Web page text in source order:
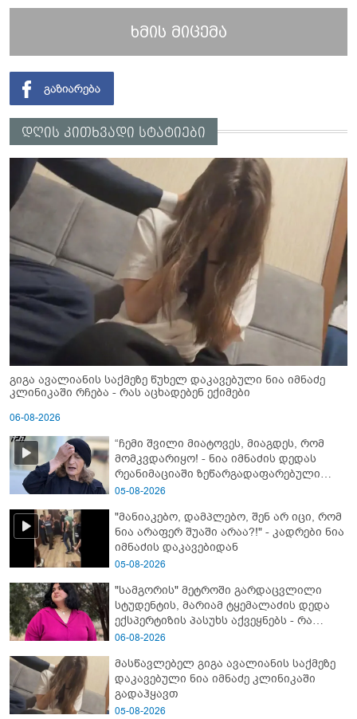
ხმის მიცემა
დღის კითხვადი სტატიები
გიგა ავალიანის საქმეზე წუხელ დაკავებული ნია იმნაძე
კლინიკაში რჩება - რას აცხადებენ ექიმები
06-08-2026
“ჩემი შვილი მიატოვეს, მიაგდეს, რომ
მომკვდარიყო! - ნია იმნაძის დედას
რეანიმაციაში ზეწარგადაფარებული
შვილი არ უნახავს” - გიგა ავალიანის
05-08-2026
"მანიაკებო, დამპლებო, შენ არ იცი, რომ
ნია არაფერ შუაში არაა?!" - კადრები ნია
იმნაძის დაკავებიდან
05-08-2026
"სამგორის" მეტროში გარდაცვლილი
სტუდენტის, მარიამ ტყემალაძის დედა
ექსპერტიზის პასუხს აქვეყნებს - რა
გახდა გოგონას გარდაცვალების მიზეზი?
06-08-2026
მასწავლებელ გიგა ავალიანის საქმეზე
დაკავებული ნია იმნაძე კლინიკაში
გადაჰყავთ
05-08-2026